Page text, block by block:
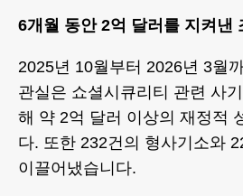
6개월 동안 2억 달러를 지켜낸
2025년 10월부터 2026년 3월
관실은 쇼셜시큐리티 관련 사
해 약 2억 달러 이상의 재정적
다. 또한 232건의 형사기소와
이끌어냈습니다.